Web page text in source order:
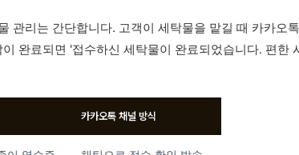
관리는 간단합니다. 고객이 세탁물을 맡길 때 카카오
완료되면 '접수하신 세탁물이 완료되었습니다. 편한
카카오톡 채널 방식